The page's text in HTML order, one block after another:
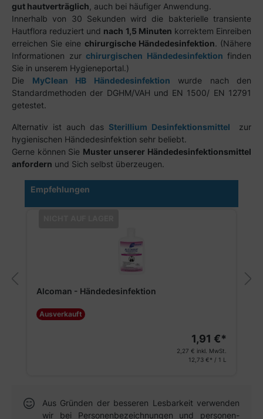
gut hautverträglich , auch bei häufiger Anwendung.
Innerhalb von 30 Sekunden wird die bakterielle transiente
Hautflora reduziert und nach 1,5 Minuten korrektem Einreiben
erreichen Sie eine chirurgische Händedesinfektion. (Nähere
Informationen zur chirurgischen Händedesinfektion finden
Sie in unserem Hygieneportal.)
Die MyClean HB Händedesinfektion wurde nach den
Standardmethoden der DGHM/VAH und EN 1500/ EN 12791
getestet.
Alternativ ist auch das Sterillium Desinfektionsmittel
zur
hygienischen Händedesinfektion sehr beliebt.
Gerne können Sie Muster unserer Händedesinfektionsmittel
anfordern und Sich selbst überzeugen.
Produktgalerie überspringen
Empfehlungen
Alcoman - Händedesinfektion
Ausverkauft
1,91 €*
2,27 € inkl. MwSt.
12,73 €* / 1 L
Aus Gründen der besseren Lesbar­keit verwen­den
wir bei Personen­bezeich­nungen und personen­